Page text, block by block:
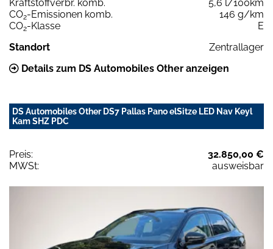
Kraftstoffverbr. komb.
5,6 l/100km
CO2-Emissionen komb.
146 g/km
CO2-Klasse
E
Standort
Zentrallager
Details zum DS Automobiles Other anzeigen
DS Automobiles Other DS7 Pallas Pano elSitze LED Nav Keyl
Kam SHZ PDC
Preis:
32.850,00 €
MWSt:
ausweisbar